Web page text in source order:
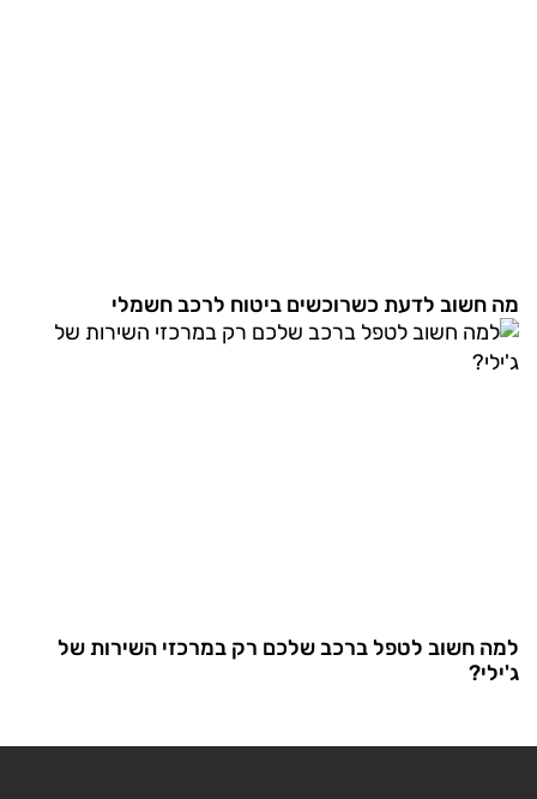
מה חשוב לדעת כשרוכשים ביטוח לרכב חשמלי
למה חשוב לטפל ברכב שלכם רק במרכזי השירות של
ג'ילי?